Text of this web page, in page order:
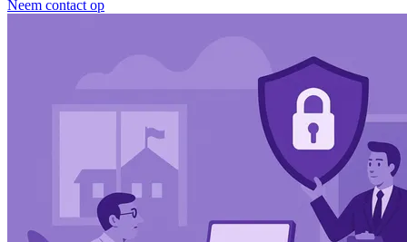
Neem contact op